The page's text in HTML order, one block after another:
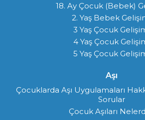
18. Ay Çocuk (Bebek)
2. Yaş Bebek
3 Yaş Çocuk
4 Yaş Çocuk
5 Yaş Çocuk
Aşı
Çocuklarda Aşı Uygulamaları
Sorular
Çocuk Aşıları